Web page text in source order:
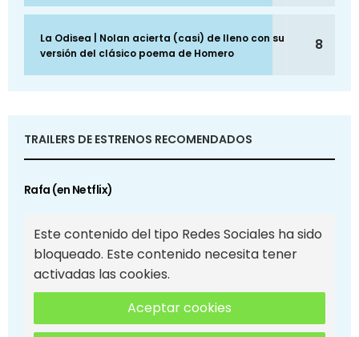
La Odisea | Nolan acierta (casi) de lleno con su
versión del clásico poema de Homero
8
TRAILERS DE ESTRENOS RECOMENDADOS
Rafa (en Netflix)
Este contenido del tipo Redes Sociales ha sido
bloqueado. Este contenido necesita tener
activadas las cookies.
Aceptar cookies